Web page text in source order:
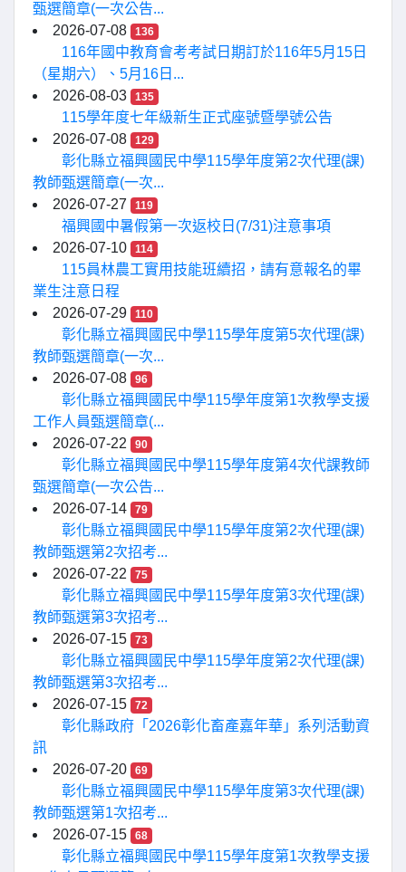
甄選簡章(一次公告...
2026-07-08
136
116年國中教育會考考試日期訂於116年5月15日
（星期六）、5月16日...
2026-08-03
135
115學年度七年級新生正式座號暨學號公告
2026-07-08
129
彰化縣立福興國民中學115學年度第2次代理(課)
教師甄選簡章(一次...
2026-07-27
119
福興國中暑假第一次返校日(7/31)注意事項
2026-07-10
114
115員林農工實用技能班續招，請有意報名的畢
業生注意日程
2026-07-29
110
彰化縣立福興國民中學115學年度第5次代理(課)
教師甄選簡章(一次...
2026-07-08
96
彰化縣立福興國民中學115學年度第1次教學支援
工作人員甄選簡章(...
2026-07-22
90
彰化縣立福興國民中學115學年度第4次代課教師
甄選簡章(一次公告...
2026-07-14
79
彰化縣立福興國民中學115學年度第2次代理(課)
教師甄選第2次招考...
2026-07-22
75
彰化縣立福興國民中學115學年度第3次代理(課)
教師甄選第3次招考...
2026-07-15
73
彰化縣立福興國民中學115學年度第2次代理(課)
教師甄選第3次招考...
2026-07-15
72
彰化縣政府「2026彰化畜產嘉年華」系列活動資
訊
2026-07-20
69
彰化縣立福興國民中學115學年度第3次代理(課)
教師甄選第1次招考...
2026-07-15
68
彰化縣立福興國民中學115學年度第1次教學支援